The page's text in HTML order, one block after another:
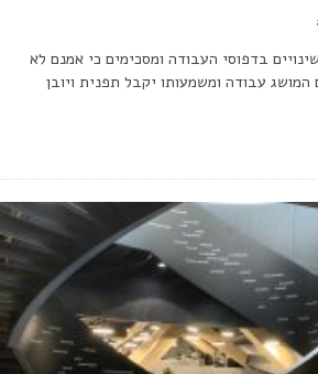
בדפוסי העבודה ומסכימים כי אמנם לא
עבודה ומשמעותו יקבל תפנית ויובן